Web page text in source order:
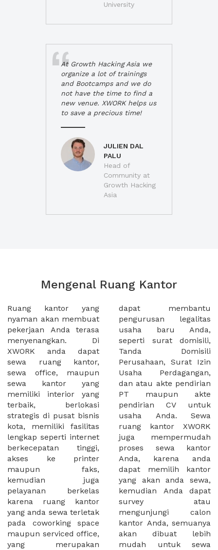
University
At Growth Hacking Asia we
organize a lot of trainings
and Bootcamps and we do
not have the time to find a
new venue. XWORK helps us
to save a precious time!
JULIEN DAL
PALU
Head of
Community at
Growth Hacking
Asia
Mengenal Ruang Kantor
Ruang kantor yang
nyaman akan membuat
pekerjaan Anda terasa
menyenangkan. Di
XWORK anda dapat
sewa ruang kantor,
sewa office, maupun
sewa kantor yang
memiliki interior yang
terbaik, berlokasi
strategis di pusat bisnis
kota, memiliki fasilitas
lengkap seperti internet
berkecepatan tinggi,
akses ke printer
maupun faks,
kemudian juga
pelayanan berkelas
karena ruang kantor
yang anda sewa terletak
pada coworking space
maupun serviced office,
yang merupakan
dapat membantu
pengurusan legalitas
usaha baru Anda,
seperti surat domisili,
Tanda Domisili
Perusahaan, Surat Izin
Usaha Perdagangan,
dan atau akte pendirian
PT maupun akte
pendirian CV untuk
usaha Anda. Sewa
ruang kantor XWORK
juga mempermudah
proses sewa kantor
Anda, karena anda
dapat memilih kantor
yang akan anda sewa,
kemudian Anda dapat
survey atau
mengunjungi calon
kantor Anda, semuanya
akan dibuat lebih
mudah untuk sewa